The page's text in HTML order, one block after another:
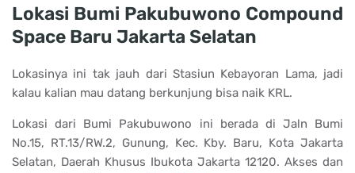
Lokasi Bumi Pakubuwono Compound
Space Baru Jakarta Selatan
Lokasinya ini tak jauh dari Stasiun Kebayoran Lama, jadi
kalau kalian mau datang berkunjung bisa naik KRL.
Lokasi dari Bumi Pakubuwono ini berada di Jaln Bumi
No.15, RT.13/RW.2, Gunung, Kec. Kby. Baru, Kota Jakarta
Selatan, Daerah Khusus Ibukota Jakarta 12120. Akses dan